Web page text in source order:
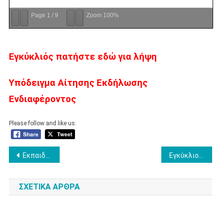
Page 1 / 9 Zoom 100%
Εγκύκλιός πατήστε εδώ για λήψη
Υπόδειγμα Αίτησης Εκδήλωσης
Ενδιαφέροντος
Please follow and like us:
Πλοήγηση
άρθρων
Εκπαιδευτική κινητικότητα στην Κύπρο στο πλαίσιο του προγράμματος Κ122-PIDOS
ΣΧΕΤΙΚΆ ΆΡΘΡΑ